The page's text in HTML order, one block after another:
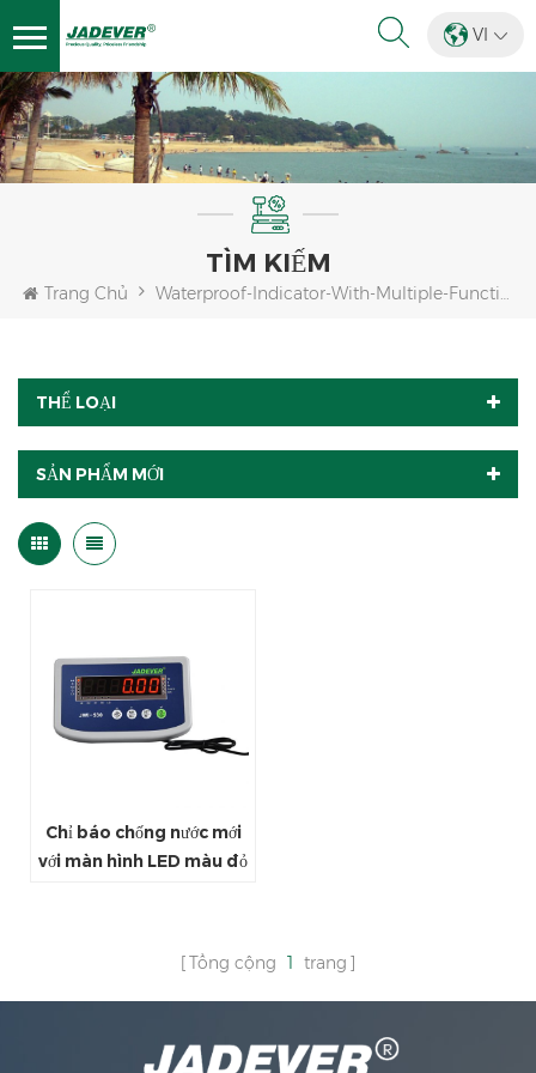
VI
TÌM KIẾM
Trang Chủ Waterproof-Indicator-With-Multiple-Functions
THỂ LOẠI
SẢN PHẨM MỚI
Chỉ báo chống nước mới
với màn hình LED màu đỏ
Tổng cộng 1 trang